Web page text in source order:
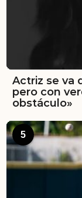
Actriz se va
pero con
obstáculo»
5